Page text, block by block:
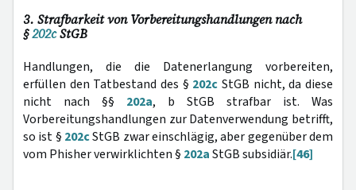
3. Strafbarkeit von Vorbereitungs­handlungen nach
§202cStGB
Handlungen, die die Datenerlangung vorbereiten,
erfüllen den Tatbestand des § 202c StGB nicht, da diese
nicht nach §§ 202a, b StGB strafbar ist. Was
Vorbereitungshandlungen zur Datenverwendung betrifft,
so ist § 202cStGB zwar einschlägig, aber gegenüber dem
vom Phisher verwirklichten § 202aStGB subsidiär.[46]